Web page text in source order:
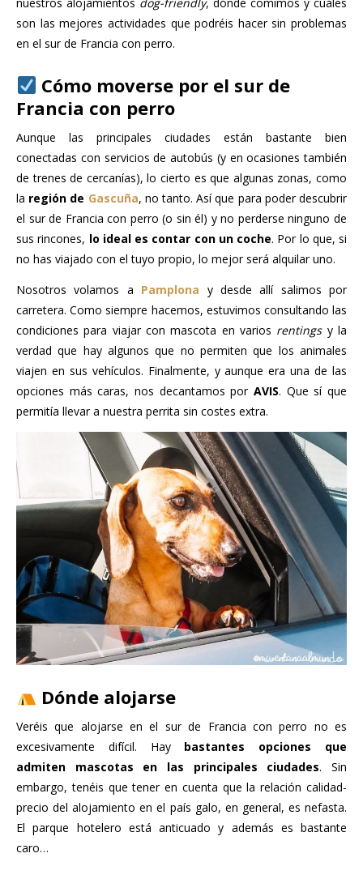
son las mejores actividades que podréis hacer sin problemas
en el sur de Francia con perro.
Cómo moverse por el sur de
Francia con perro
Aunque las principales ciudades están bastante bien
conectadas con servicios de autobús (y en ocasiones también
de trenes de cercanías), lo cierto es que algunas zonas, como
la región de Gascuña, no tanto. Así que para poder descubrir
el sur de Francia con perro (o sin él) y no perderse ninguno de
sus rincones, lo ideal es contar con un coche. Por lo que, si
no has viajado con el tuyo propio, lo mejor será alquilar uno.
Nosotros volamos a Pamplona y desde allí salimos por
carretera. Como siempre hacemos, estuvimos consultando las
condiciones para viajar con mascota en varios rentingsy la
verdad que hay algunos que no permiten que los animales
viajen en sus vehículos. Finalmente, y aunque era una de las
opciones más caras, nos decantamos por AVIS. Que sí que
permitía llevar a nuestra perrita sin costes extra.
Dónde alojarse
Veréis que alojarse en el sur de Francia con perro no es
excesivamente difícil. Hay bastantes opciones que
admiten mascotas en las principales ciudades. Sin
embargo, tenéis que tener en cuenta que la relación calidad-
precio del alojamiento en el país galo, en general, es nefasta.
El parque hotelero está anticuado y además es bastante
caro…